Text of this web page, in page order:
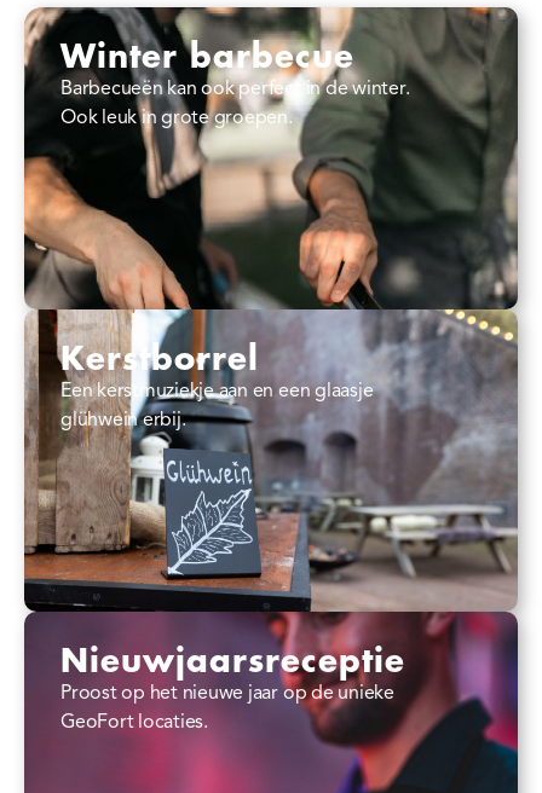
Winter barbecue
Barbecueën kan ook perfect in de winter.
Ook leuk in grote groepen.
Kerstborrel
Een kerstmuziekje aan en een glaasje
glühwein erbij.
Nieuwjaarsreceptie
Proost op het nieuwe jaar op de unieke
GeoFort locaties.